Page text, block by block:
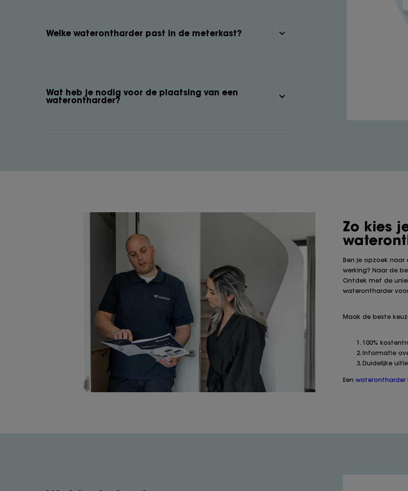
Welke waterontharder past in de meterkast?
Wat heb je nodig voor de plaatsing van een
waterontharder?
Zo kies
Ben je opzoek naar
werking? Naar de
Ontdek met de
waterontharder
Maak de beste
100%
Informatie
Duidelijke
Een waterontharder